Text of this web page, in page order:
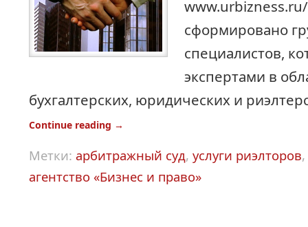
сформировано
специалистов,
экспертами в
бухгалтерских, юридических и
Continue reading →
Метки: арбитражный суд, услуги риэлторов,
агентство «Бизнес и право»